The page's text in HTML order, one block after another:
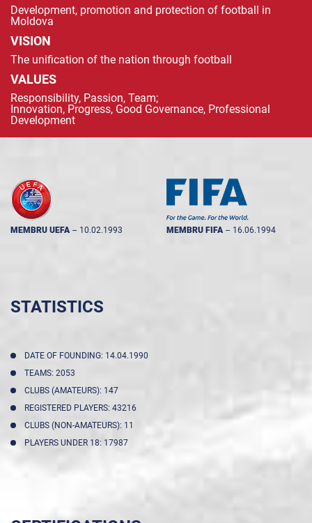
Development, promotion and protection of football in
Moldova
VISION
The unification of the nation through football
VALUES
Responsibility, Passion, Team;
Innovation, Progress, Good Governance, Professional
Development
MEMBRU UEFA -- 10.02.1993 MEMBRU FIFA -- 16.06.1994
STATISTICS
DATE OF FOUNDING: 14.04.1990
TEAMS: 2053
CLUBS (AMATEURS): 147
REGISTERED PLAYERS: 43216
CLUBS (NON-AMATEURS): 11
PLAYERS UNDER 18: 17987